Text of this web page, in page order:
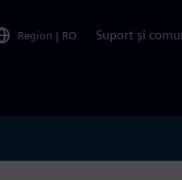
Region | RO Suport și